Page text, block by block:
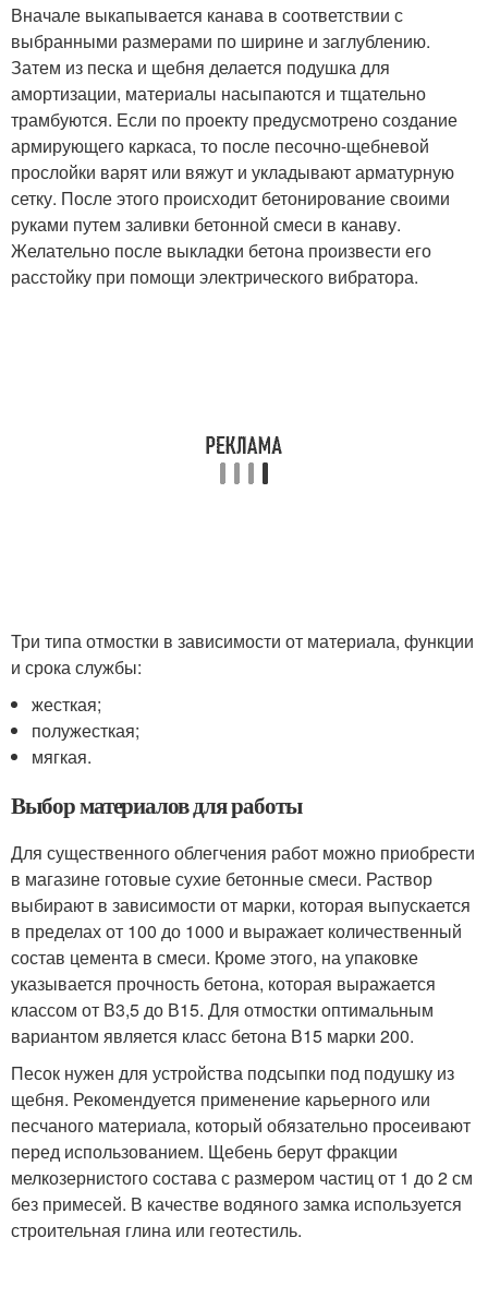
Вначале выкапывается канава в соответствии с
выбранными размерами по ширине и заглублению.
Затем из песка и щебня делается подушка для
амортизации, материалы насыпаются и тщательно
трамбуются. Если по проекту предусмотрено создание
армирующего каркаса, то после песочно-щебневой
прослойки варят или вяжут и укладывают арматурную
сетку. После этого происходит бетонирование своими
руками путем заливки бетонной смеси в канаву.
Желательно после выкладки бетона произвести его
расстойку при помощи электрического вибратора.
Три типа отмостки в зависимости от материала, функции
и срока службы:
жесткая;
полужесткая;
мягкая.
Выбор материалов для работы
Для существенного облегчения работ можно приобрести
в магазине готовые сухие бетонные смеси. Раствор
выбирают в зависимости от марки, которая выпускается
в пределах от 100 до 1000 и выражает количественный
состав цемента в смеси. Кроме этого, на упаковке
указывается прочность бетона, которая выражается
классом от В3,5 до В15. Для отмостки оптимальным
вариантом является класс бетона В15 марки 200.
Песок нужен для устройства подсыпки под подушку из
щебня. Рекомендуется применение карьерного или
песчаного материала, который обязательно просеивают
перед использованием. Щебень берут фракции
мелкозернистого состава с размером частиц от 1 до 2 см
без примесей. В качестве водяного замка используется
строительная глина или геотестиль.